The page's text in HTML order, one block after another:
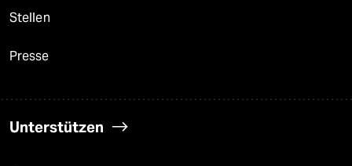
Stellen
Presse
Unterstützen